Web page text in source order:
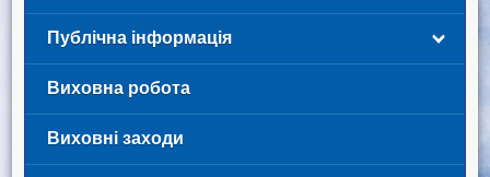
Публічна інформація
Виховна робота
Виховні заходи